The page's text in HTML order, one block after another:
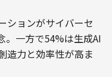
ションがサイバーセ
。一方で54%は生成AI
造力と効率性が高ま